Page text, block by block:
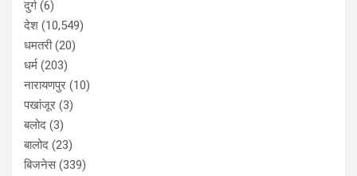
दुर्ग (6)
देश (10,549)
धमतरी(20)
धर्म (203)
नारायणपुर (10)
पखांजूर (3)
बलोद (3)
बालोद (23)
बिजनेस(339)